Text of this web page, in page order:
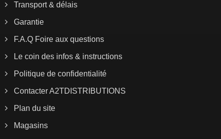
Transport & délais
Garantie
F.A.Q Foire aux questions
Le coin des infos & instructions
Politique de confidentialité
Contacter A2TDISTRIBUTIONS
Plan du site
Magasins